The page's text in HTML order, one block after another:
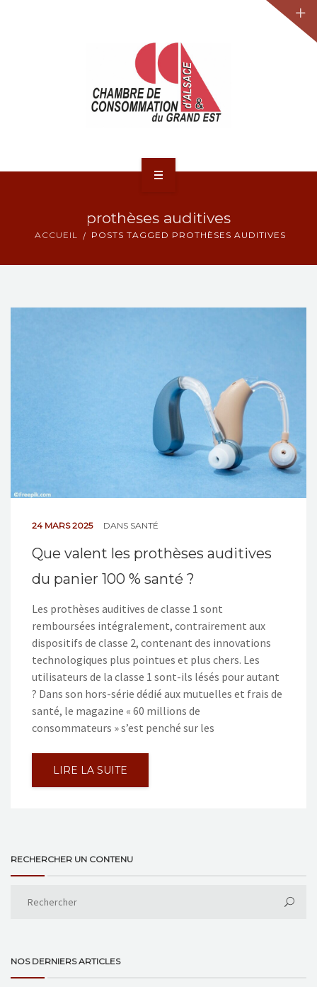
prothèses auditives
ACCUEIL POSTS TAGGED PROTHÈSES AUDITIVES
24 MARS 2025 DANS SANTÉ
Que valent les prothèses auditives
du panier 100 % santé ?
Les prothèses auditives de classe 1 sont
remboursées intégralement, contrairement aux
dispositifs de classe 2, contenant des innovations
technologiques plus pointues et plus chers. Les
utilisateurs de la classe 1 sont-ils lésés pour autant
? Dans son hors-série dédié aux mutuelles et frais de
santé, le magazine « 60 millions de
consommateurs » s’est penché sur les
LIRE LA SUITE
RECHERCHER UN CONTENU
NOS DERNIERS ARTICLES